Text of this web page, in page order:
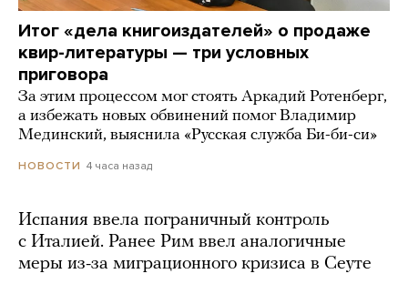
Итог «дела книгоиздателей» о продаже
квир-литературы — три условных
приговора
За этим процессом мог стоять Аркадий Ротенберг,
а избежать новых обвинений помог Владимир
Мединский, выяснила «Русская служба Би-би-си»
НОВОСТИ 4 часа назад
Испания ввела пограничный контроль
с Италией. Ранее Рим ввел аналогичные
меры из-за миграционного кризиса в Сеуте